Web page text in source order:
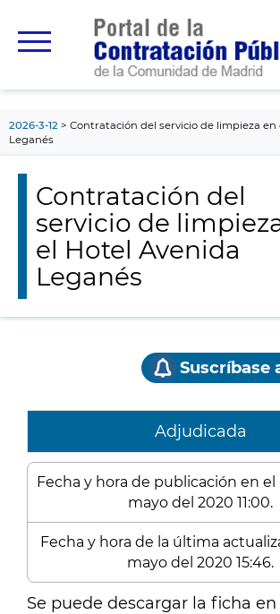
principal
2026-3-12
Contratación del servicio de limpieza en
Leganés
Contratación del
servicio de
el Hotel Avenida
Leganés
Suscríbase
Adjudicada
Fecha y hora de publicación en el
mayo del 2020 11:00.
Fecha y hora de la última
mayo del 2020 15:46.
Se puede descargar la ficha en